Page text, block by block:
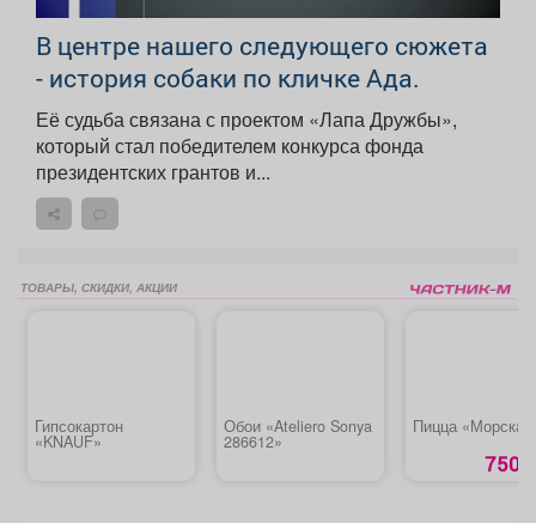
В центре нашего следующего сюжета
- история собаки по кличке Ада.
Её судьба связана с проектом «Лапа Дружбы»,
который стал победителем конкурса фонда
президентских грантов и...
ТОВАРЫ, СКИДКИ, АКЦИИ
Гипсокартон
«KNAUF»
Обои «Ateliero Sonya
286612»
Пицца
750